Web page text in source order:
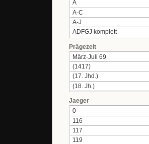
Prägezeit
Jaeger